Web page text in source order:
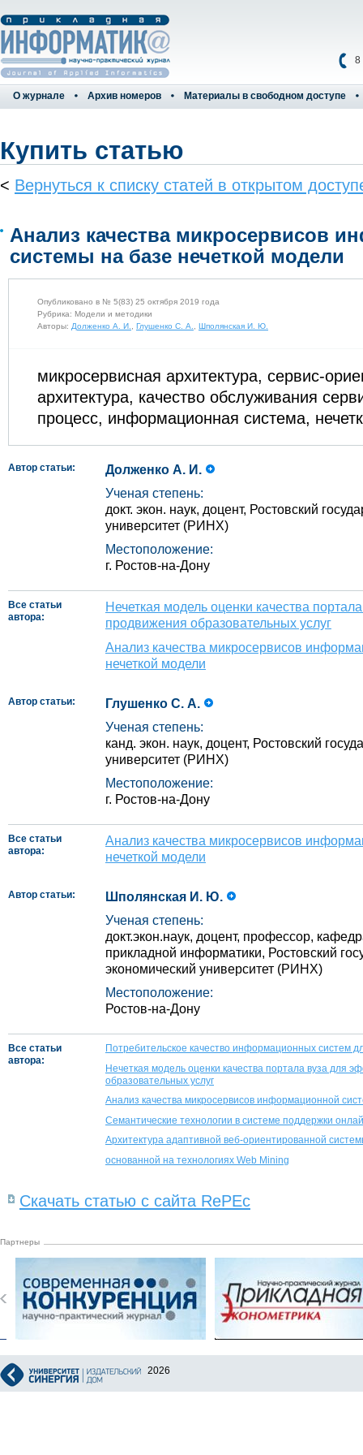
8
О журнале Архив номеров Материалы в свободном доступе
Купить статью
< Вернуться к списку статей в открытом
Анализ качества микросервисов
системы на базе нечеткой модели
Опубликовано в № 5(83) 25 октября 2019 года
Рубрика: Модели и методики
Авторы: Долженко А. И., Глушенко С. А., Шполянская И. Ю.
микросервисная архитектура, сервис-
архитектура, качество обслуживания
процесс, информационная система,
Автор статьи:
Долженко А. И.
Ученая степень:
докт. экон. наук, доцент, Ростовский
университет (РИНХ)
Местоположение:
г. Ростов-на-Дону
Все статьи
автора:
Нечеткая модель оценки качества
продвижения образовательных услуг
Анализ качества микросервисов
нечеткой модели
Автор статьи:
Глушенко С. А.
Ученая степень:
канд. экон. наук, доцент, Ростовский
университет (РИНХ)
Местоположение:
г. Ростов-на-Дону
Все статьи
автора:
Анализ качества микросервисов
нечеткой модели
Автор статьи:
Шполянская И. Ю.
Ученая степень:
докт.экон.наук, доцент, профессор,
прикладной информатики, Ростовский
экономический университет (РИНХ)
Местоположение:
Ростов-на-Дону
Все статьи
автора:
Потребительское качество информационных систем
Нечеткая модель оценки качества портала вуза для
образовательных услуг
Анализ качества микросервисов информационной
Семантические технологии в системе поддержки
Архитектура адаптивной веб-ориентированной
основанной на технологиях Web Mining
Скачать статью с сайта RePEc
Партнеры
2026